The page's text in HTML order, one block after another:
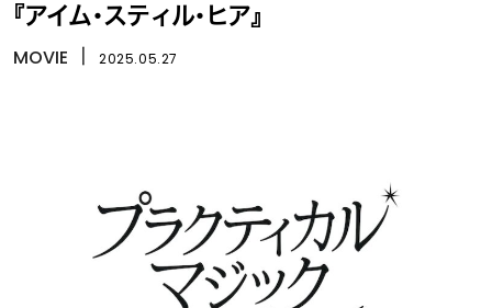
『アイム・スティル・ヒア』
MOVIE 2025.05.27